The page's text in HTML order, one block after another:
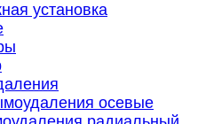
установка
осевые